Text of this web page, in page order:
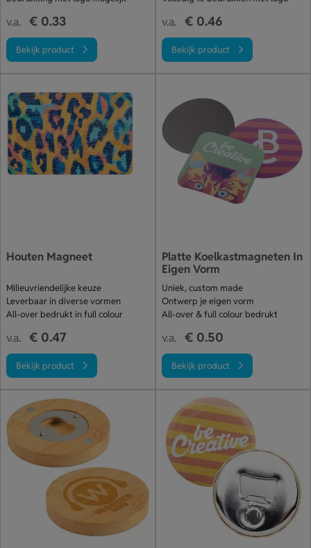
v.a. € 0.33
Bekijk product
v.a. € 0.46
Bekijk product
Houten Magneet
Milieuvriendelijke keuze
Leverbaar in diverse vormen
All-over bedrukt in full colour
v.a. € 0.47
Bekijk product
Platte Koelkastmagneten In
Eigen Vorm
Uniek, custom made
Ontwerp je eigen vorm
All-over & full colour bedrukt
v.a. € 0.50
Bekijk product